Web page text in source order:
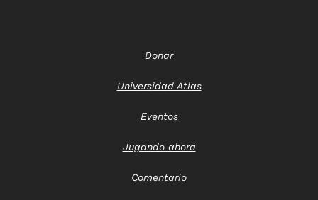
Donar
Universidad Atlas
Eventos
Jugando ahora
Comentario